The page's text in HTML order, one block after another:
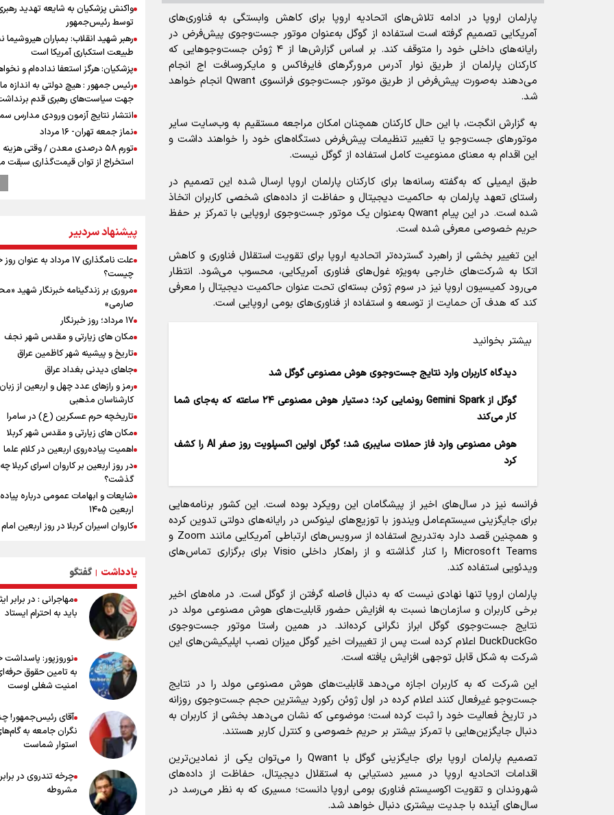
پارلمان اروپا در ادامه تلاش‌های اتحادیه اروپا برای کاهش وابستگی به فناوری‌های
آمریکایی تصمیم گرفته است استفاده از گوگل به‌عنوان موتور جست‌وجوی پیش‌فرض در
رایانه‌های داخلی خود را متوقف کند. بر اساس گزارش‌ها از ۴ ژوئن جست‌و‌جو‌هایی که
کارکنان پارلمان از طریق نوار آدرس مرورگر‌های فایرفاکس و مایکروسافت اج انجام
می‌دهند به‌صورت پیش‌فرض از طریق موتور جست‌وجوی فرانسوی Qwant انجام خواهد
شد.
به گزارش انگجت، با این حال کارکنان همچنان امکان مراجعه مستقیم به وب‌سایت سایر
موتور‌های جست‌و‌جو یا تغییر تنظیمات پیش‌فرض دستگاه‌های خود را خواهند داشت و
این اقدام به معنای ممنوعیت کامل استفاده از گوگل نیست.
طبق ایمیلی که به‌گفته رسانه‌ها برای کارکنان پارلمان اروپا ارسال شده این تصمیم در
راستای تعهد پارلمان به حاکمیت دیجیتال و حفاظت از داده‌های شخصی کاربران اتخاذ
شده است. در این پیام Qwant به‌عنوان یک موتور جست‌وجوی اروپایی با تمرکز بر حفظ
حریم خصوصی معرفی شده است.
این تغییر بخشی از راهبرد گسترده‌تر اتحادیه اروپا برای تقویت استقلال فناوری و کاهش
اتکا به شرکت‌های خارجی به‌ویژه غول‌های فناوری آمریکایی، محسوب می‌شود. انتظار
می‌رود کمیسیون اروپا نیز در سوم ژوئن بسته‌ای تحت عنوان حاکمیت دیجیتال را معرفی
کند که هدف آن حمایت از توسعه و استفاده از فناوری‌های بومی اروپایی است.
بیشتر بخوانید
دیدگاه کاربران وارد نتایج جست‌وجوی هوش مصنوعی گوگل شد
گوگل از Gemini Spark رونمایی کرد؛ دستیار هوش مصنوعی ۲۴ ساعته که به‌جای شما
کار می‌کند
هوش مصنوعی وارد فاز حملات سایبری شد؛ گوگل اولین اکسپلویت روز صفر AI را کشف
کرد
فرانسه نیز در سال‌های اخیر از پیشگامان این رویکرد بوده است. این کشور برنامه‌هایی
برای جایگزینی سیستم‌عامل ویندوز با توزیع‌های لینوکس در رایانه‌های دولتی تدوین کرده
و همچنین قصد دارد به‌تدریج استفاده از سرویس‌های ارتباطی آمریکایی مانند Zoom و
Microsoft Teams را کنار گذاشته و از راهکار داخلی Visio برای برگزاری تماس‌های
ویدئویی استفاده کند.
پارلمان اروپا تنها نهادی نیست که به دنبال فاصله گرفتن از گوگل است. در ماه‌های اخیر
برخی کاربران و سازمان‌ها نسبت به افزایش حضور قابلیت‌های هوش مصنوعی مولد در
نتایج جست‌وجوی گوگل ابراز نگرانی کرده‌اند. در همین راستا موتور جست‌وجوی
DuckDuckGo اعلام کرده است پس از تغییرات اخیر گوگل میزان نصب اپلیکیشن‌های این
شرکت به شکل قابل توجهی افزایش یافته است.
این شرکت که به کاربران اجازه می‌دهد قابلیت‌های هوش مصنوعی مولد را در نتایج
جست‌و‌جو غیرفعال کنند اعلام کرده در اول ژوئن رکورد بیشترین حجم جست‌وجوی روزانه
در تاریخ فعالیت خود را ثبت کرده است؛ موضوعی که نشان می‌دهد بخشی از کاربران به
دنبال جایگزین‌هایی با تمرکز بیشتر بر حریم خصوصی و کنترل کاربر هستند.
تصمیم پارلمان اروپا برای جایگزینی گوگل با Qwant را می‌توان یکی از نمادین‌ترین
اقدامات اتحادیه اروپا در مسیر دستیابی به استقلال دیجیتال، حفاظت از داده‌های
شهروندان و تقویت اکوسیستم فناوری بومی اروپا دانست؛ مسیری که به نظر می‌رسد در
سال‌های آینده با جدیت بیشتری دنبال خواهد شد.
واکنش پزشکیان به شایعه تهدید
توسط رئیس‌جمهور
رهبر شهید انقلاب: بمباران هیروشیما
طبیعت استکباری آمریکا است
پزشکیان: هرگز استعفا نداده‌ام و
رئیس جمهور : هیچ دولتی به اندازه
جهت سیاست‌های رهبری قدم
انتشار نتایج آزمون ورودی مدارس
نماز جمعه تهران- ۱۶ مرداد
تورم ۵۸ درصدی معدن / وقتی هزینه
استخراج از توان قیمت‌گذاری سبقت
ترامپ انگشت تهدید را به سمت
وزیر ورزش و جوانان ایران از مرکز ملی
جمهوری آذربایجان بازدید کرد
موسی جنپو، بازیکن فصل گذشته
پانتولیکوس یونان پیوست
بازدید وزیر ورزش ایران از مجموعه ملی
تیراندازی باکو یکی از مجهزترین مراکز
تیراندازی منطقه
ورزشکاران سنگنوردی
یمن، ایستاده در برابر تحریم و تجاوز
پزشکیان: مذاکره به معنای تسلیم
دولت برای خدمت به مردم خواهد
هیچ اختلافی میان دولت و نیروهای
وجود ندارد
خبر سخنگوی کمیسیون امنیت از توافق
چارچوب کلی مذاکرات ایران و عمان بر
تنگه هرمز
خطیب جمعه تهران: دشمن شکست
مفتضحانه خورده و به التماس افتاده،
باخت را هم بلد نیست
طلا و دلار در آستانه یک تغییر مهم
پیشنهاد سردبیر
علت نامگذاری ۱۷ مرداد به عنوان
چیست؟
مروری بر زندگینامه خبرنگار شهید
صارمی»
۱۷ مرداد؛ روز خبرنگار
مکان های زیارتی و مقدس شهر نجف
تاریخ و پیشینه شهر کاظمین عراق
جاهای دیدنی بغداد عراق
رمز و رازهای عدد چهل و اربعین از زبان
کارشناسان مذهبی
تاریخچه حرم عسکرین (ع) در سامرا
مکان های زیارتی و مقدس شهر کربلا
اهمیت پیاده‌روی اربعین در کلام علما
در روز اربعین بر کاروان اسرای کربلا چه
گذشت؟
شایعات و ابهامات عمومی درباره
اربعین ۱۴۰۵
کاروان اسیران کربلا در روز اربعین
زیارت اربعین
وجه تسمیه و علت نامگذاری شهر
وجه تسمیه و علت نامگذاری شهر
راهنمای کامل درباره مسیر پیاده روی
از طریق العلماء
وجه تسمیه و علت نامگذاری شهر سامرا
وجه تسمیه و علت نامگذاری شهر کربلا
بهترین موکب‌های ایرانی در پیاده روی
۱۴۰۵
یادداشت | گفتگو
مهاجرانی : در برابر
باید به احترام ایستاد
نوروزپور: پاسداشت
به تامین حقوق
امنیت شغلی اوست
آقای رئیس‌جمهور!
نگران جامعه به
استوار شماست
چرخه تندروی در
مشروطه